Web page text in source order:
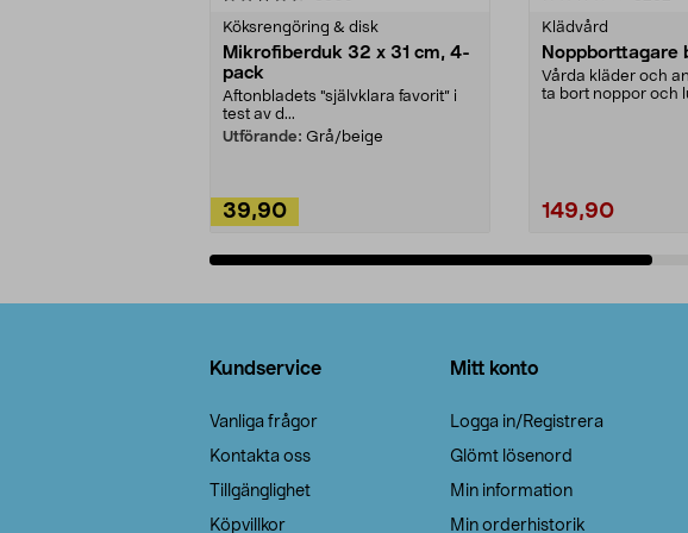
Köksrengöring & disk
Mikrofiberduk 32 x 31 cm, 4-
pack
Aftonbladets "självklara favorit” i
test av d...
Utförande: Grå/beige
39,90
Klädvård
Noppborttagare
Vårda kläder och
ta bort noppor och
149,90
Kundservice
Vanliga frågor
Kontakta oss
Tillgänglighet
Köpvillkor
Mitt konto
Logga in/Registrera
Glömt lösenord
Min information
Min orderhistorik